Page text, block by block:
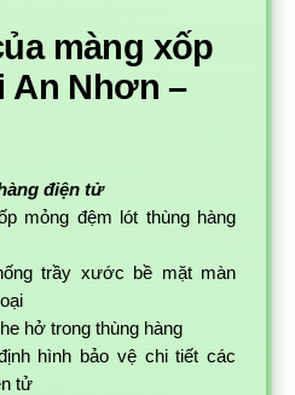
màng xốp
An Nhơn –
điện tử
mỏng đệm lót thùng hàng
trầy xước bề mặt màn
hở trong thùng hàng
hình bảo vệ chi tiết các
tử